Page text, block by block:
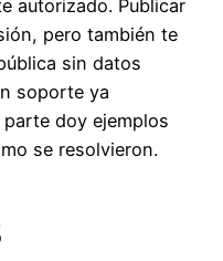
autorizado. Publicar
pero también te
sin datos
soporte ya
doy ejemplos
se resolvieron.